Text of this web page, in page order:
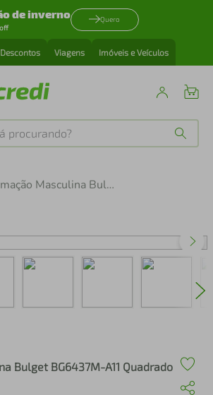
de inverno Quero
Viagens Imóveis e Veículos
Armação Masculina Bulget BG6437M-A11 Quadrado Com Clip On
Bulget BG6437M-A11 Quadrado